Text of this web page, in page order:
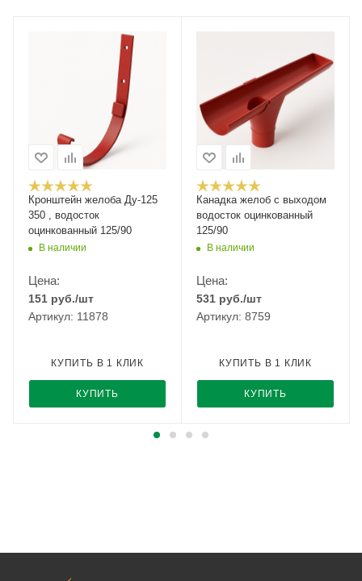
Кронштейн желоба Ду-125
350 , водосток
оцинкованный 125/90
В наличии
Цена:
151 руб./шт
Артикул: 11878
КУПИТЬ
КУПИТЬ В 1 КЛИК
Канадка желоб с выходом
водосток оцинкованный
125/90
В наличии
Цена:
531 руб./шт
Артикул: 8759
КУПИТЬ
КУПИТЬ В 1 КЛИК